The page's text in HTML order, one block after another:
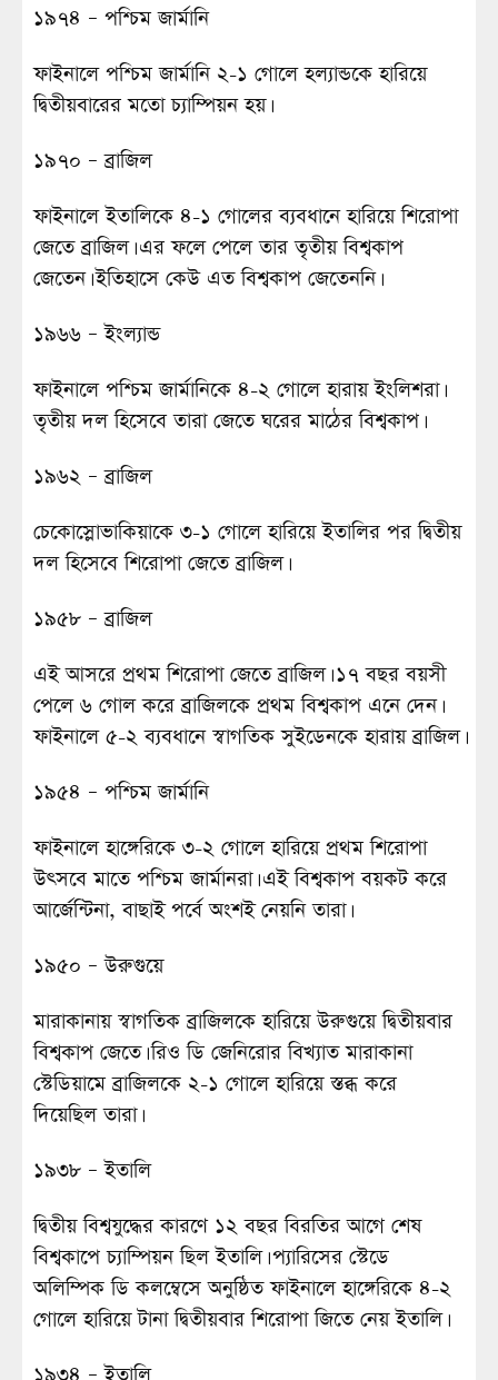
১৯৭৪ – পশ্চিম জার্মানি
ফাইনালে পশ্চিম জার্মানি ২-১ গোলে হল্যান্ডকে হারিয়ে
দ্বিতীয়বারের মতো চ্যাম্পিয়ন হয়।
১৯৭০ – ব্রাজিল
ফাইনালে ইতালিকে ৪-১ গোলের ব্যবধানে হারিয়ে শিরোপা
জেতে ব্রাজিল। এর ফলে পেলে তার তৃতীয় বিশ্বকাপ
জেতেন। ইতিহাসে কেউ এত বিশ্বকাপ জেতেননি।
১৯৬৬ – ইংল্যান্ড
ফাইনালে পশ্চিম জার্মানিকে ৪-২ গোলে হারায় ইংলিশরা।
তৃতীয় দল হিসেবে তারা জেতে ঘরের মাঠের বিশ্বকাপ।
১৯৬২ – ব্রাজিল
চেকোস্লোভাকিয়াকে ৩-১ গোলে হারিয়ে ইতালির পর দ্বিতীয়
দল হিসেবে শিরোপা জেতে ব্রাজিল।
১৯৫৮ – ব্রাজিল
এই আসরে প্রথম শিরোপা জেতে ব্রাজিল। ১৭ বছর বয়সী
পেলে ৬ গোল করে ব্রাজিলকে প্রথম বিশ্বকাপ এনে দেন।
ফাইনালে ৫-২ ব্যবধানে স্বাগতিক সুইডেনকে হারায় ব্রাজিল।
১৯৫৪ – পশ্চিম জার্মানি
ফাইনালে হাঙ্গেরিকে ৩-২ গোলে হারিয়ে প্রথম শিরোপা
উৎসবে মাতে পশ্চিম জার্মানরা। এই বিশ্বকাপ বয়কট করে
আর্জেন্টিনা, বাছাই পর্বে অংশই নেয়নি তারা।
১৯৫০ – উরুগুয়ে
মারাকানায় স্বাগতিক ব্রাজিলকে হারিয়ে উরুগুয়ে দ্বিতীয়বার
বিশ্বকাপ জেতে। রিও ডি জেনিরোর বিখ্যাত মারাকানা
স্টেডিয়ামে ব্রাজিলকে ২-১ গোলে হারিয়ে স্তব্ধ করে
দিয়েছিল তারা।
১৯৩৮ – ইতালি
দ্বিতীয় বিশ্বযুদ্ধের কারণে ১২ বছর বিরতির আগে শেষ
বিশ্বকাপে চ্যাম্পিয়ন ছিল ইতালি। প্যারিসের স্টেডে
অলিম্পিক ডি কলম্বেসে অনুষ্ঠিত ফাইনালে হাঙ্গেরিকে ৪-২
গোলে হারিয়ে টানা দ্বিতীয়বার শিরোপা জিতে নেয় ইতালি।